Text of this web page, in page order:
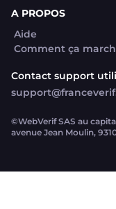
A PROPOS
Aide
Comment ça
Contact support
©WebVerif SAS au
avenue Jean Moulin,